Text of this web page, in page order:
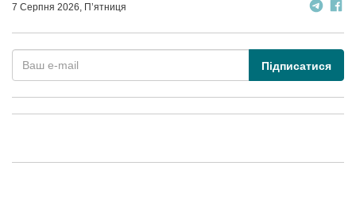
7 Серпня 2026, П’ятниця
Підписатися